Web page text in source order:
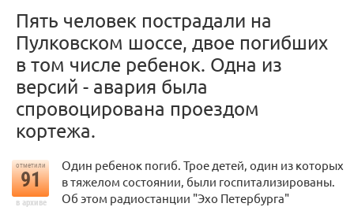
Пять человек пострадали на
Пулковском шоссе, двое погибших
в том числе ребенок. Одна из
версий - авария была
спровоцирована проездом
кортежа.
отметили
91
в архиве
Один ребенок погиб. Трое детей, один из которых
в тяжелом состоянии, были госпитализированы.
Об этом радиостанции "Эхо Петербурга"